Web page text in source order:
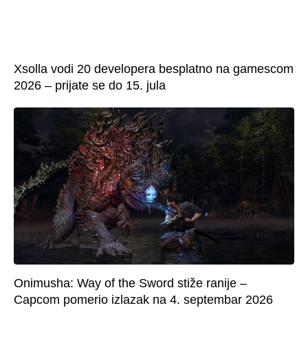
Xsolla vodi 20 developera besplatno na gamescom
2026 – prijate se do 15. jula
Onimusha: Way of the Sword stiže ranije –
Capcom pomerio izlazak na 4. septembar 2026